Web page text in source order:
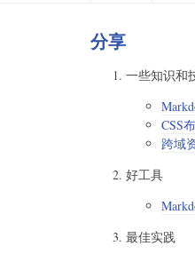
分享
一些知识和
CSS
跨域
好工具
最佳实践